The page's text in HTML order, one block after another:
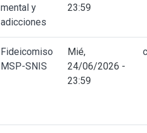
mental y
adicciones
23:59
Fideicomiso
MSP-SNIS
Mié,
24/06/2026 -
23:59